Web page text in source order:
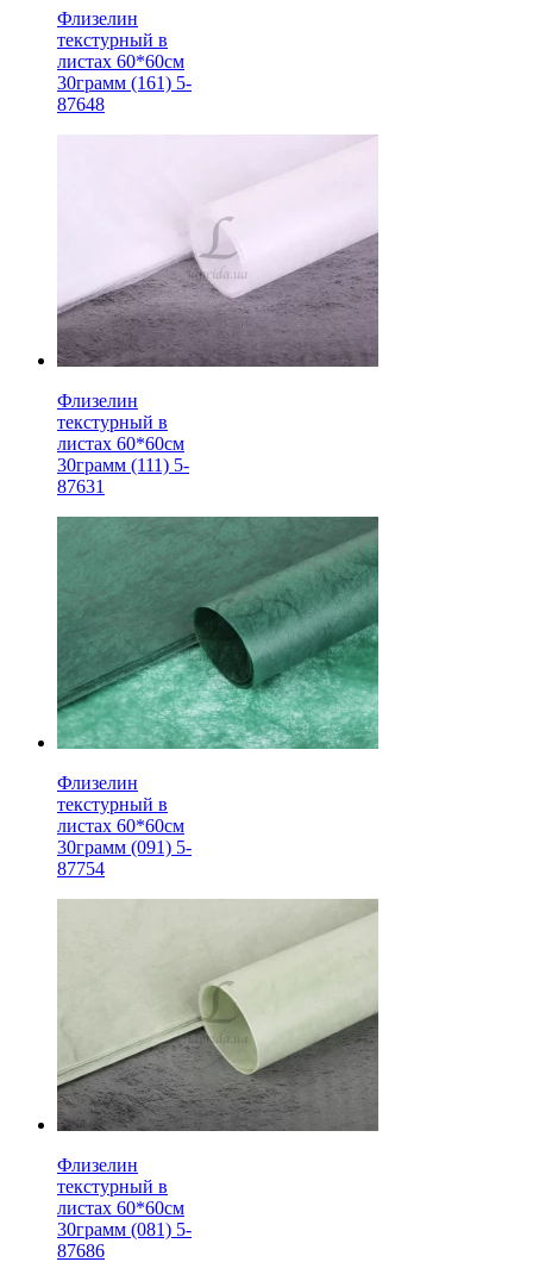
Флизелин
текстурный в
листах 60*60см
30грамм (161) 5-
87648
Флизелин
текстурный в
листах 60*60см
30грамм (111) 5-
87631
Флизелин
текстурный в
листах 60*60см
30грамм (091) 5-
87754
Флизелин
текстурный в
листах 60*60см
30грамм (081) 5-
87686